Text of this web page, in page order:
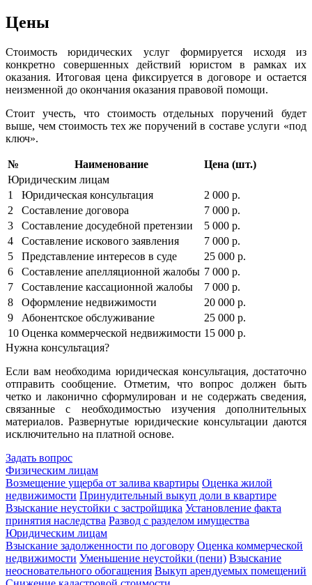
Цены
Стоимость юридических услуг формируется исходя из
конкретно совершенных действий юристом в рамках их
оказания. Итоговая цена фиксируется в договоре и остается
неизменной до окончания оказания правовой помощи.
Стоит учесть, что стоимость отдельных поручений будет
выше, чем стоимость тех же поручений в составе услуги «под
ключ».
№ Наименование
Цена (шт.)
Юридическим лицам
1
Юридическая консультация
2 000 р.
2
Составление договора
7 000 р.
3
Составление досудебной претензии
5 000 р.
4
Составление искового заявления
7 000 р.
5
Представление интересов в суде
25 000 р.
6
Составление апелляционной жалобы 7 000 р.
7
Составление кассационной жалобы
7 000 р.
8
Оформление недвижимости
20 000 р.
9
Абонентское обслуживание
25 000 р.
10 Оценка коммерческой недвижимости 15 000 р.
Нужна консультация?
Если вам необходима юридическая консультация, достаточно
отправить сообщение. Отметим, что вопрос должен быть
четко и лаконично сформулирован и не содержать сведения,
связанные с необходимостью изучения дополнительных
материалов. Развернутые юридические консультации даются
исключительно на платной основе.
Задать вопрос
Физическим лицам
Возмещение ущерба от залива квартиры Оценка жилой
недвижимости Принудительный выкуп доли в квартире
Взыскание неустойки с застройщика Установление факта
принятия наследства Развод с разделом имущества
Юридическим лицам
Взыскание задолженности по договору Оценка коммерческой
недвижимости Уменьшение неустойки (пени) Взыскание
неосновательного обогащения Выкуп арендуемых помещений